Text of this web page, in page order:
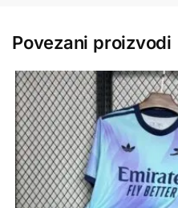
Povezani proizvodi